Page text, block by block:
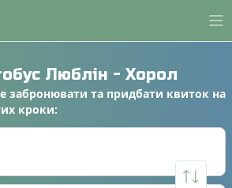
Люблін - Хорол
забронювати та придбати квиток на
кроки: